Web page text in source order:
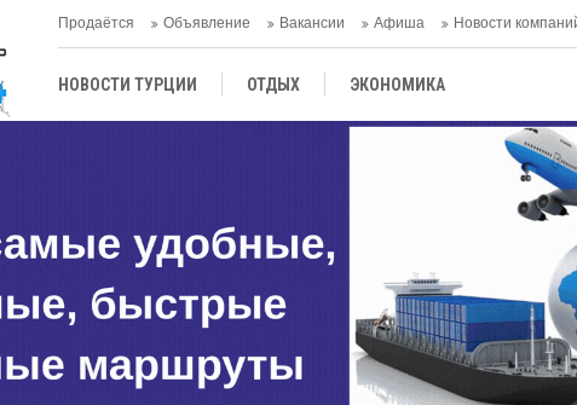
Продаётся Объявление Вакансии Афиша Новости
НОВОСТИ ТУРЦИИ ОТДЫХ ЭКОНОМИКА
ЦЕНТРАЛЬНАЯ АЗИЯ